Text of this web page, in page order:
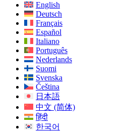
English
Deutsch
Français
Español
Italiano
Português
Nederlands
Suomi
Svenska
Čeština
日本語
中文 (简体)
हिंदी
한국어